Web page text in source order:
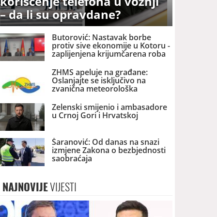
– da li su opravdane?
Butorović: Nastavak borbe
protiv sive ekonomije u Kotoru -
zaplijenjena krijumčarena roba
ZHMS apeluje na građane:
Oslanjajte se isključivo na
zvanična meteorološka
Zelenski smijenio i ambasadore
u Crnoj Gori i Hrvatskoj
Šaranović: Od danas na snazi
izmjene Zakona o bezbjednosti
saobraćaja
NAJNOVIJEVIJESTI